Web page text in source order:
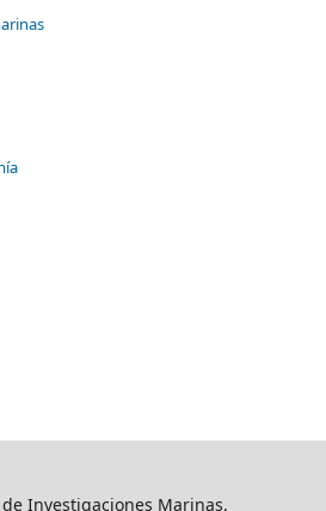
Investigaciones Marinas,